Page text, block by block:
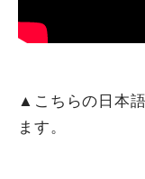
▲こちらの日本
ます。